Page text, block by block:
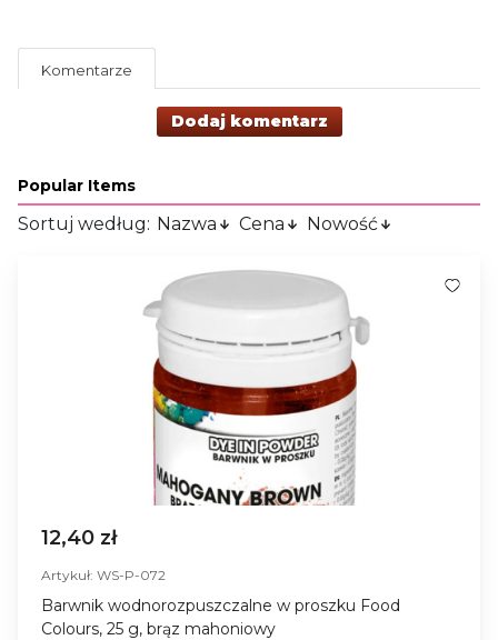
Komentarze
Dodaj komentarz
Popular Items
Sortuj według: Nazwa Cena Nowość
12,40 zł
Artykuł: WS-P-072
Barwnik wodnorozpuszczalne w proszku Food
Colours, 25 g, brąz mahoniowy